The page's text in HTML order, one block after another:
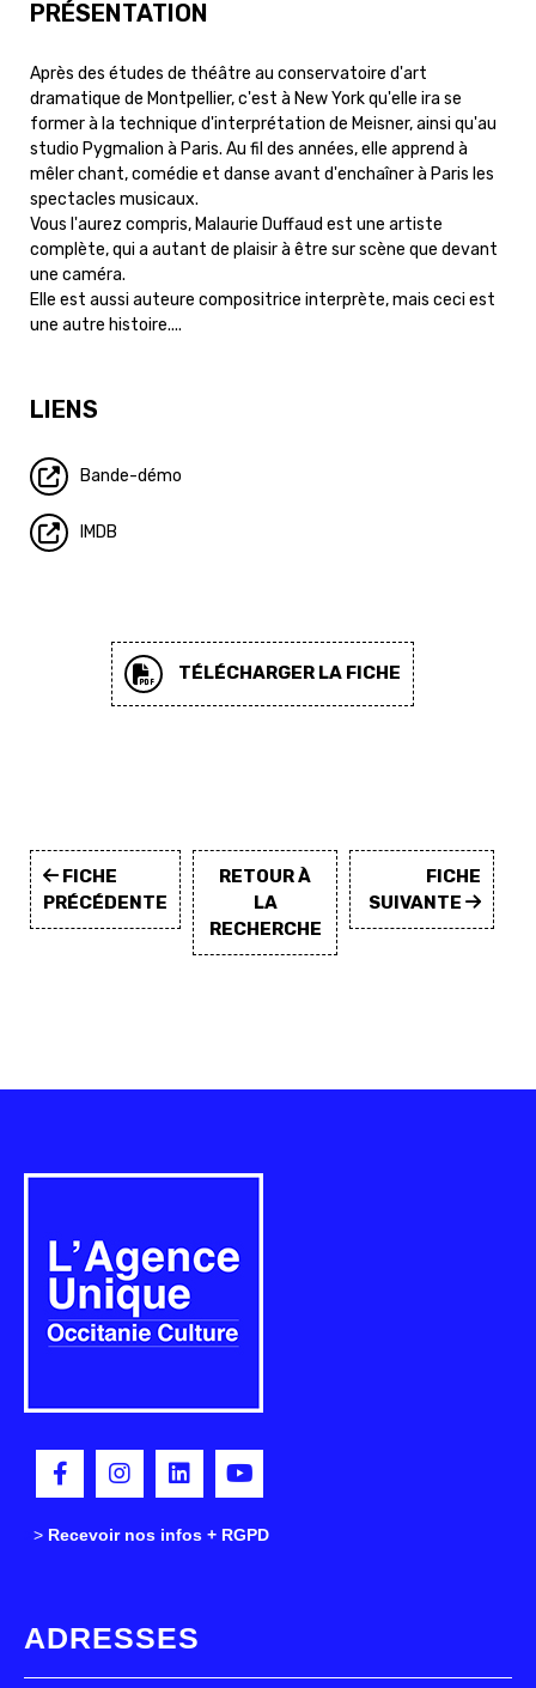
PRÉSENTATION
Après des études de théâtre au conservatoire d'art
dramatique de Montpellier, c'est à New York qu'elle ira se
former à la technique d'interprétation de Meisner, ainsi qu'au
studio Pygmalion à Paris. Au fil des années, elle apprend à
mêler chant, comédie et danse avant d'enchaîner à Paris les
spectacles musicaux.
Vous l'aurez compris, Malaurie Duffaud est une artiste
complète, qui a autant de plaisir à être sur scène que devant
une caméra.
Elle est aussi auteure compositrice interprète, mais ceci est
une autre histoire....
LIENS
Bande-démo
IMDB
TÉLÉCHARGER LA FICHE
FICHE
PRÉCÉDENTE
RETOUR À
LA
RECHERCHE
FICHE
SUIVANTE
> Recevoir nos infos + RGPD
ADRESSES